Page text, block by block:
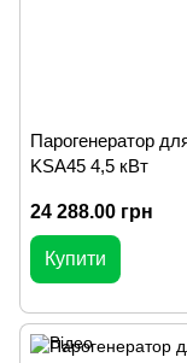
Парогенератор
KSA45 4,5 кВт
24 288.00 грн
Купити